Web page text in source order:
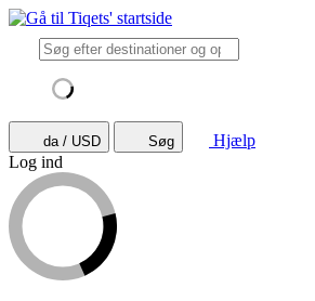
da / USD Søg
Hjælp
Log ind